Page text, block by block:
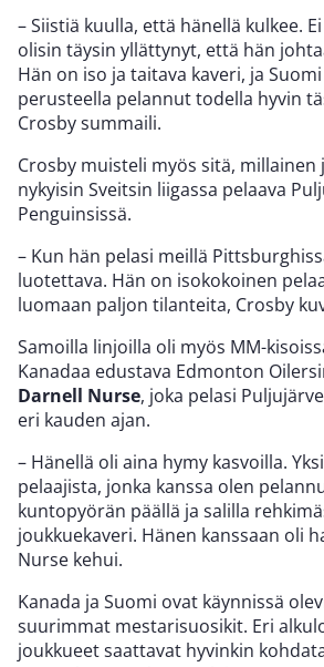
– Siistiä kuulla, että hänellä kulkee.
olisin täysin yllättynyt, että hän
Hän on iso ja taitava kaveri, ja
perusteella pelannut todella hyvin
Crosby summaili.
Crosby muisteli myös sitä, millainen
nykyisin Sveitsin liigassa pelaava
Penguinsissä.
– Kun hän pelasi meillä
luotettava. Hän on isokokoinen
luomaan paljon tilanteita, Crosby
Samoilla linjoilla oli myös MM-
Kanadaa edustava Edmonton
Darnell Nurse, joka pelasi
eri kauden ajan.
– Hänellä oli aina hymy kasvoilla.
pelaajista, jonka kanssa olen
kuntopyörän päällä ja salilla
joukkuekaveri. Hänen kanssaan oli
Nurse kehui.
Kanada ja Suomi ovat käynnissä
suurimmat mestarisuosikit. Eri
joukkueet saattavat hyvinkin